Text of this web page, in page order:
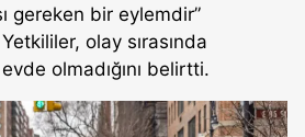
gereken bir eylemdir”
olay sırasında
olmadığını belirtti.